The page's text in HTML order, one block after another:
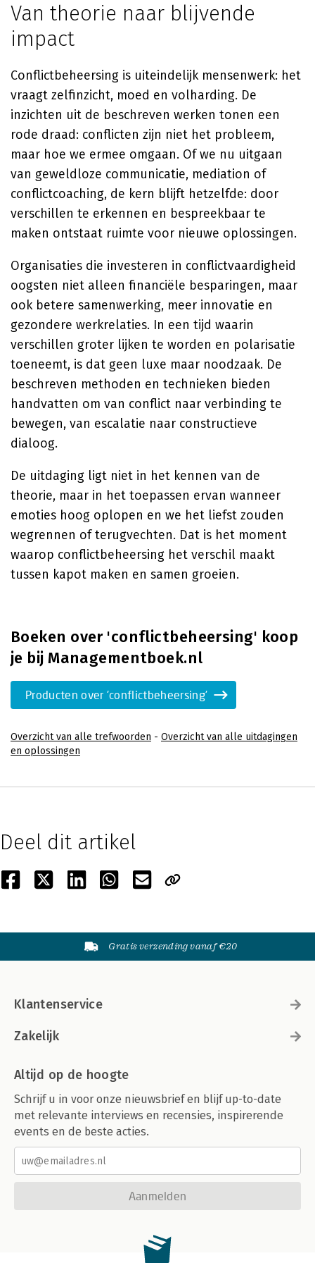
Van theorie naar blijvende
impact
Conflictbeheersing is uiteindelijk mensenwerk: het
vraagt zelfinzicht, moed en volharding. De
inzichten uit de beschreven werken tonen een
rode draad: conflicten zijn niet het probleem,
maar hoe we ermee omgaan. Of we nu uitgaan
van geweldloze communicatie, mediation of
conflictcoaching, de kern blijft hetzelfde: door
verschillen te erkennen en bespreekbaar te
maken ontstaat ruimte voor nieuwe oplossingen.
Organisaties die investeren in conflictvaardigheid
oogsten niet alleen financiële besparingen, maar
ook betere samenwerking, meer innovatie en
gezondere werkrelaties. In een tijd waarin
verschillen groter lijken te worden en polarisatie
toeneemt, is dat geen luxe maar noodzaak. De
beschreven methoden en technieken bieden
handvatten om van conflict naar verbinding te
bewegen, van escalatie naar constructieve
dialoog.
De uitdaging ligt niet in het kennen van de
theorie, maar in het toepassen ervan wanneer
emoties hoog oplopen en we het liefst zouden
wegrennen of terugvechten. Dat is het moment
waarop conflictbeheersing het verschil maakt
tussen kapot maken en samen groeien.
Boeken over 'conflictbeheersing' koop
je bij Managementboek.nl
Producten over 'conflictbeheersing'
Overzicht van alle trefwoorden - Overzicht van alle uitdagingen
en oplossingen
Deel dit artikel
Gratis verzending vanaf €20
Klantenservice
Zakelijk
Altijd op de hoogte
Schrijf u in voor onze nieuwsbrief en blijf up-to-date
met relevante interviews en recensies, inspirerende
events en de beste acties.
Aanmelden